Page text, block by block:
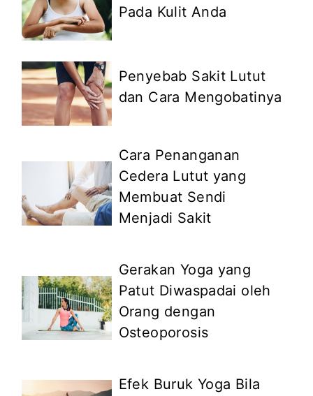
Pada Kulit Anda
Penyebab Sakit Lutut
dan Cara Mengobatinya
Cara Penanganan
Cedera Lutut yang
Membuat Sendi
Menjadi Sakit
Gerakan Yoga yang
Patut Diwaspadai oleh
Orang dengan
Osteoporosis
Efek Buruk Yoga Bila